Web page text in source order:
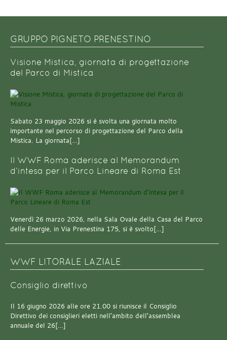
GRUPPO PIGNETO PRENESTINO
Visione Mistica, giornata di progettazione
del Parco di Mistica
Sabato 23 maggio 2026 si è svolta una giornata molto
importante nel percorso di progettazione del Parco della
Mistica. La giornata[…]
Il WWF Roma aderisce al Memorandum
d’intesa per il Parco Lineare di Roma Est
Venerdì 26 marzo 2026, nella Sala Ovale della Casa del Parco
delle Energie, in Via Prenestina 175, si è svolto[…]
WWF LITORALE LAZIALE
Consiglio direttivo
Il 16 giugno 2026 alle ore 21.00 si riunisce il Consiglio
Direttivo dei consiglieri eletti nell’ambito dell’assemblea
annuale del 26[…]